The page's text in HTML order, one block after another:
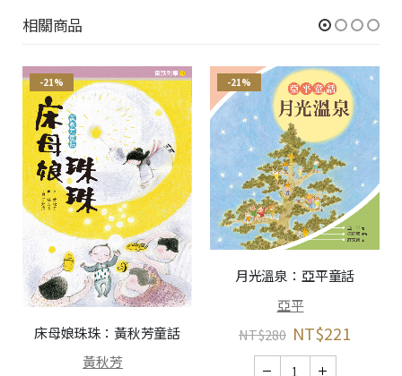
相關商品
-21%
床母娘珠珠：黃秋芳童話
黃秋芳
-21%
月光溫泉：亞平童話
亞平
NT$280 NT$221